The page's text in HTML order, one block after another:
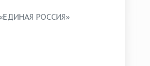
РОССИЯ»